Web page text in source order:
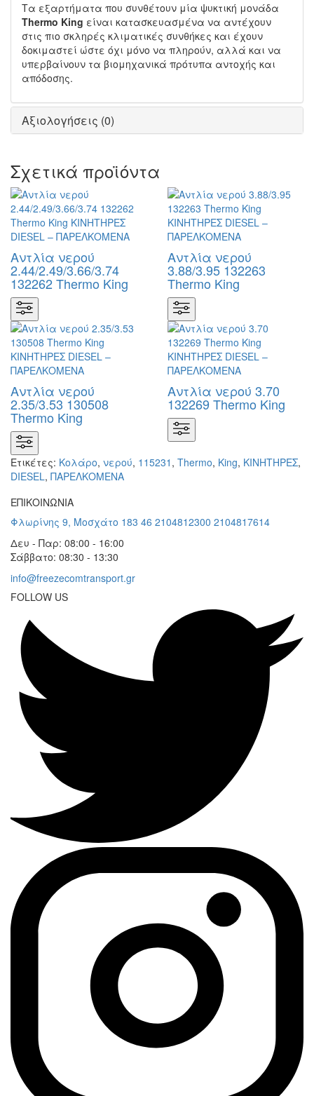
Τα εξαρτήματα που συνθέτουν μία ψυκτική μονάδα
Thermo King είναι κατασκευασμένα να αντέχουν
στις πιο σκληρές κλιματικές συνθήκες και έχουν
δοκιμαστεί ώστε όχι μόνο να πληρούν, αλλά και να
υπερβαίνουν τα βιομηχανικά πρότυπα αντοχής και
απόδοσης.
Αξιολογήσεις (0)
Σχετικά προϊόντα
Αντλία νερού
2.44/2.49/3.66/3.74
132262 Thermo King
Αντλία νερού
3.88/3.95 132263
Thermo King
Αντλία νερού
2.35/3.53 130508
Thermo King
Αντλία νερού 3.70
132269 Thermo King
Ετικέτες: Κολάρο, νερού, 115231 , Thermo, King, KΙΝΗΤΗΡΕΣ,
DIESEL, ΠΑΡΕΛΚΟΜΕΝΑ
ΕΠΙΚΟΙΝΩΝΙΑ
Φλωρίνης 9, Μοσχάτο 183 46 2104812300 2104817614
Δευ - Παρ: 08:00 - 16:00
Σάββατο: 08:30 - 13:30
info@freezecomtransport.gr
FOLLOW US